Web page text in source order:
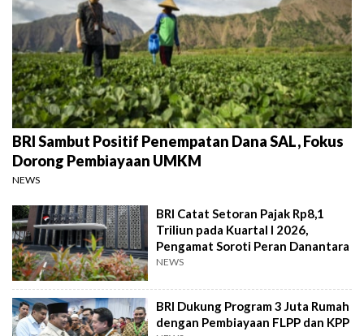
BRI Sambut Positif Penempatan Dana SAL, Fokus
Dorong Pembiayaan UMKM
NEWS
BRI Catat Setoran Pajak Rp8,1
Triliun pada Kuartal I 2026,
Pengamat Soroti Peran Danantara
NEWS
BRI Dukung Program 3 Juta Rumah
dengan Pembiayaan FLPP dan KPP